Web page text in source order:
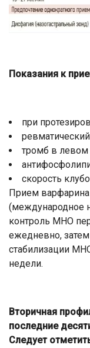
Показания к
при
тромб в
скорость
Прием варфарина
(международное
контроль МНО
ежедневно,
стабилизации
недели.
Вторичная
последние
Следует